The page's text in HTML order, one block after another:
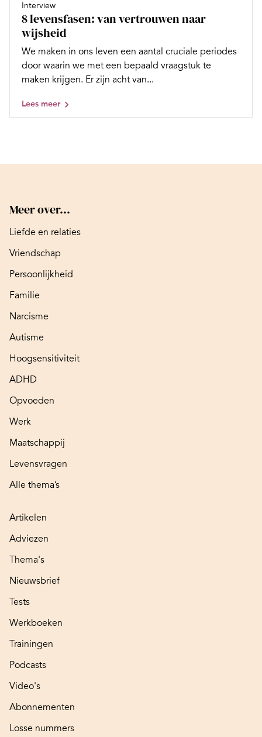
Interview
8 levensfasen: van vertrouwen naar
wijsheid
We maken in ons leven een aantal cruciale periodes
door waarin we met een bepaald vraagstuk te
maken krijgen. Er zijn acht van...
Lees meer
Meer over...
Liefde en relaties
Vriendschap
Persoonlijkheid
Familie
Narcisme
Autisme
Hoogsensitiviteit
ADHD
Opvoeden
Werk
Maatschappij
Levensvragen
Alle thema’s
Artikelen
Adviezen
Thema's
Nieuwsbrief
Tests
Werkboeken
Trainingen
Podcasts
Video's
Abonnementen
Losse nummers